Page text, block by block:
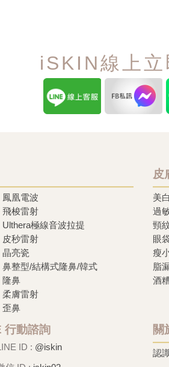
iSKIN線上立
鳳凰電波
飛梭雷射
Ulthera極線音波拉提
皮秒雷射
晶亮瓷
鼻整型/結構式隆鼻/韓式
隆鼻
柔膚雷射
歪鼻
皮
美白
過
頸
眼
瘦
脂
酒
行動諮詢
ID : @iskin
關
認